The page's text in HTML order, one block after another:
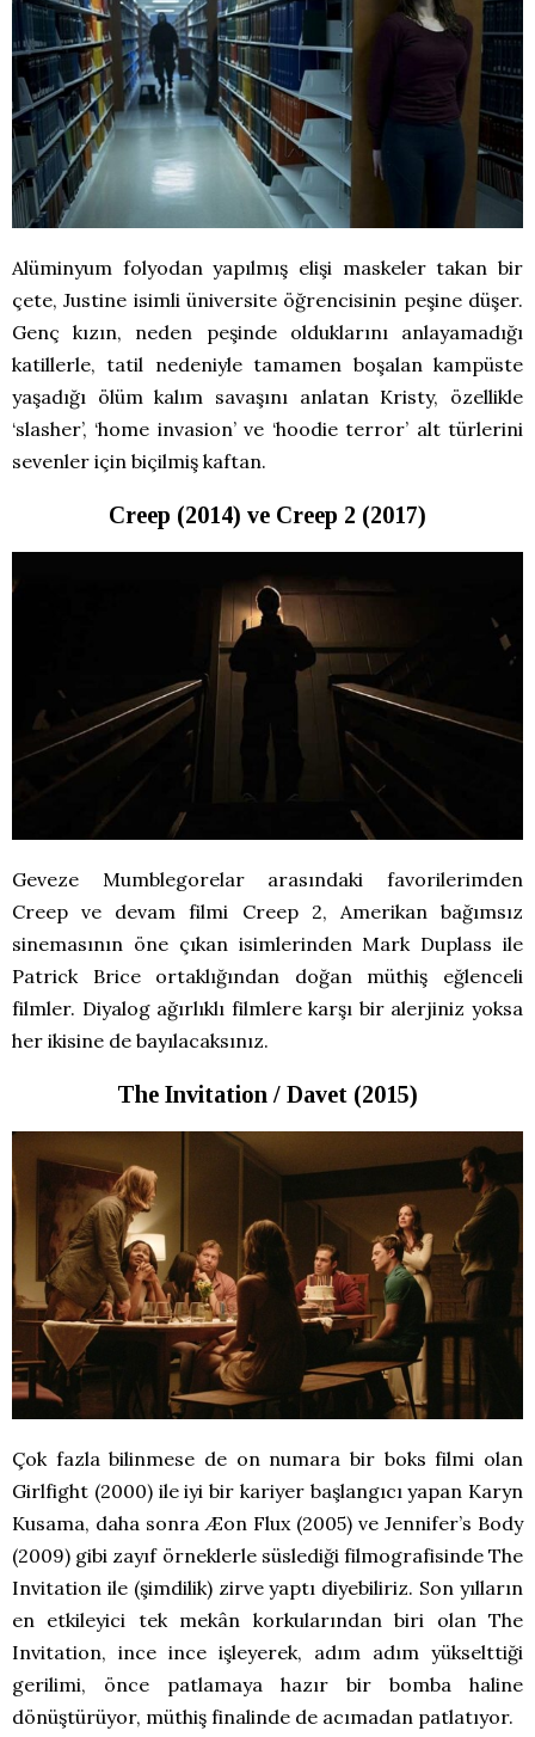
Alüminyum folyodan yapılmış elişi maskeler takan bir
çete, Justine isimli üniversite öğrencisinin peşine düşer.
Genç kızın, neden peşinde olduklarını anlayamadığı
katillerle, tatil nedeniyle tamamen boşalan kampüste
yaşadığı ölüm kalım savaşını anlatan Kristy, özellikle
‘slasher’, ‘home invasion’ ve ‘hoodie terror’ alt türlerini
sevenler için biçilmiş kaftan.
Creep (2014) ve Creep 2 (2017)
Geveze Mumblegorelar arasındaki favorilerimden
Creep ve devam filmi Creep 2, Amerikan bağımsız
sinemasının öne çıkan isimlerinden Mark Duplass ile
Patrick Brice ortaklığından doğan müthiş eğlenceli
filmler. Diyalog ağırlıklı filmlere karşı bir alerjiniz yoksa
her ikisine de bayılacaksınız.
The Invitation / Davet (2015)
Çok fazla bilinmese de on numara bir boks filmi olan
Girlfight (2000) ile iyi bir kariyer başlangıcı yapan Karyn
Kusama, daha sonra Æon Flux (2005) ve Jennifer’s Body
(2009) gibi zayıf örneklerle süslediği filmografisinde The
Invitation ile (şimdilik) zirve yaptı diyebiliriz. Son yılların
en etkileyici tek mekân korkularından biri olan The
Invitation, ince ince işleyerek, adım adım yükselttiği
gerilimi, önce patlamaya hazır bir bomba haline
dönüştürüyor, müthiş finalinde de acımadan patlatıyor.